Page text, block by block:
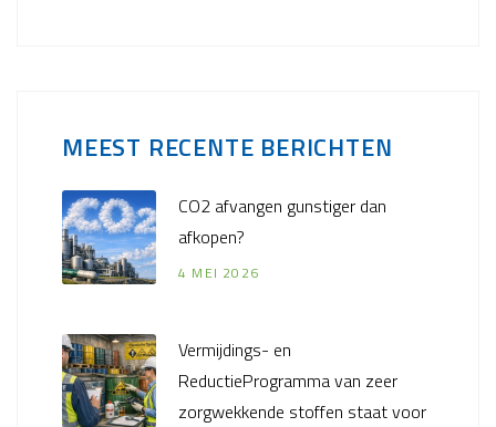
MEEST RECENTE BERICHTEN
CO2 afvangen gunstiger dan
afkopen?
4 MEI 2026
Vermijdings- en
ReductieProgramma van zeer
zorgwekkende stoffen staat voor